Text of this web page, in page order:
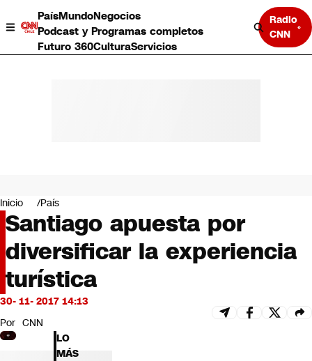
PaísMundoNegocios
Podcast y Programas completos
Futuro 360CulturaServicios
Radio
CNN
Negocios
Deportes
Programas completos
Cultura
Servicios
Bits
CNN tiempo
Futuro 360
Opinión
Inicio País
Santiago apuesta por
diversificar la experiencia
turística
30- 11- 2017 14:13
Por CNN
LO
MÁS